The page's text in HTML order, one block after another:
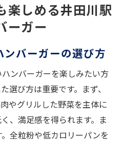
楽しめる井田川駅
ーガー
バーガーの選び方
ンバーガーを楽しみたい方
選び方は重要です。まず、
やグリルした野菜を主体に
、満足感を得られます。ま
全粒粉や低カロリーパンを